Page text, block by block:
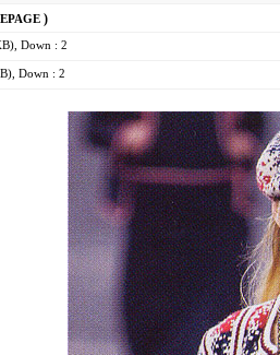
)
, Down : 2
, Down : 2